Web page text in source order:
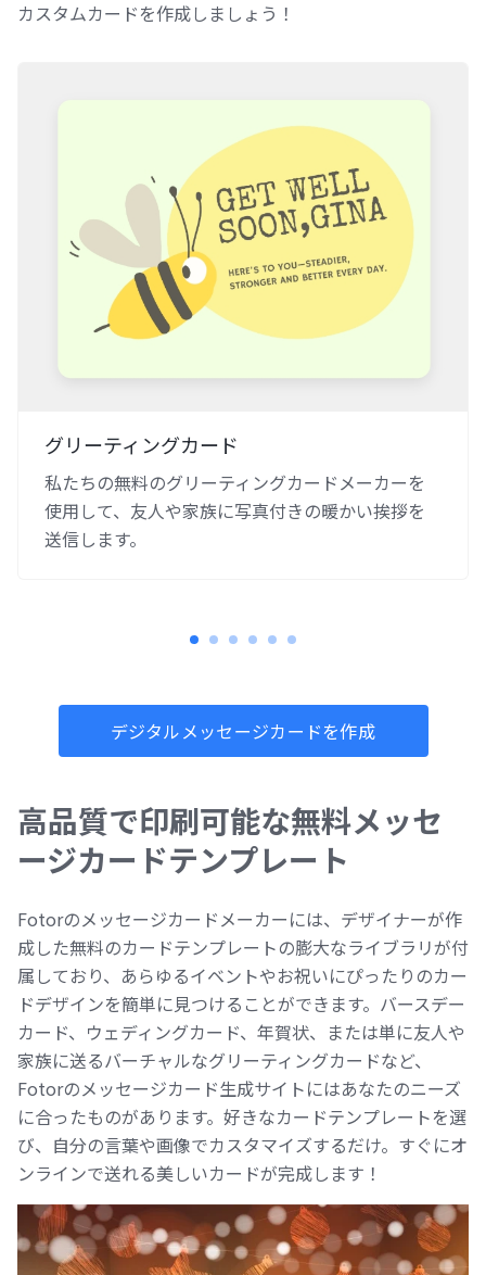
カスタムカードを作成しましょう！
グリーティングカード
私たちの無料のグリーティングカードメーカーを
使用して、友人や家族に写真付きの暖かい挨拶を
送信します。
デジタルメッセージカードを作成
高品質で印刷可能な無料メッセ
ージカードテンプレート
Fotorのメッセージカードメーカーには、デザイナーが作
成した無料のカードテンプレートの膨大なライブラリが付
属しており、あらゆるイベントやお祝いにぴったりのカー
ドデザインを簡単に見つけることができます。バースデー
カード、ウェディングカード、年賀状、または単に友人や
家族に送るバーチャルなグリーティングカードなど、
Fotorのメッセージカード生成サイトにはあなたのニーズ
に合ったものがあります。好きなカードテンプレートを選
び、自分の言葉や画像でカスタマイズするだけ。すぐにオ
ンラインで送れる美しいカードが完成します！